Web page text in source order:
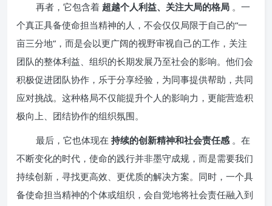
再者，它包含着 超越个人利益、关注大局的格局 。一
个真正具备使命担当精神的人，不会仅仅局限于自己的“一
亩三分地”，而是会以更广阔的视野审视自己的工作，关注
团队的整体利益、组织的长期发展乃至社会的影响。他们会
积极促进团队协作，乐于分享经验，为同事提供帮助，共同
应对挑战。这种格局不仅能提升个人的影响力，更能营造积
极向上、团结协作的组织氛围。
最后，它也体现在 持续的创新精神和社会责任感 。在
不断变化的时代，使命的践行并非墨守成规，而是需要我们
持续创新，寻找更高效、更优质的解决方案。同时，一个具
备使命担当精神的个体或组织，会自觉地将社会责任融入到